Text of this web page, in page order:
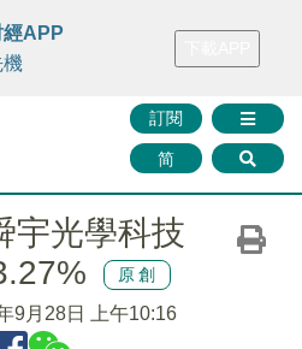
FINMETA 財華證券 媒體矩陣
訂閱
简
經APP
宇光學科技
原創
9月28日 上午10:16